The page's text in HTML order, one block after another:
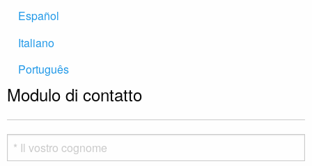
Español
Italiano
Português
Modulo di contatto